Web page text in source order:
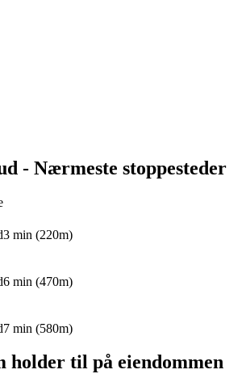
- Nærmeste stoppesteder
3 min (220m)
6 min (470m)
7 min (580m)
holder til på eiendommen